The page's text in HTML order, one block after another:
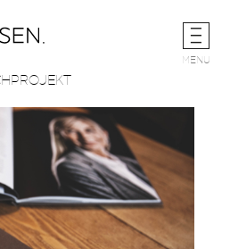
MENU